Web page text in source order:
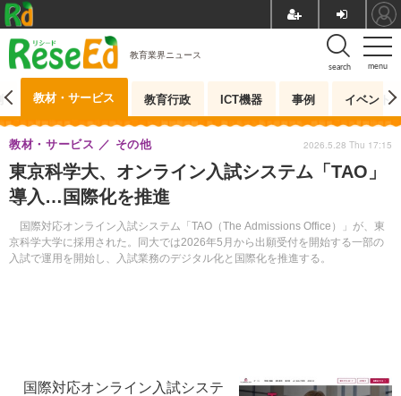
menu
search
教育業界ニュース
教材・サービス 教育行政 ICT機器 事例 イベント
東京科学大、オンライン入試システム「TAO」
導入…国際化を推進
国際対応オンライン入試システム「TAO（The Admissions Office）」が、東
京科学大学に採用された。同大では2026年5月から出願受付を開始する一部の
入試で運用を開始し、入試業務のデジタル化と国際化を推進する。
教材・サービス その他 2026.5.28 Thu 17:15
国際対応オンライン入試システ